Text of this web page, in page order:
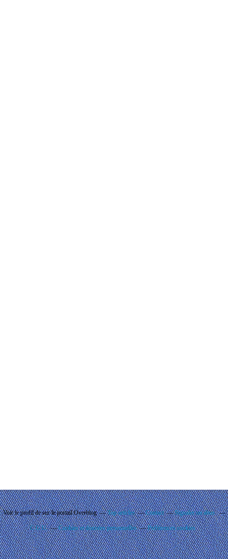
Voir le profil desur le portail Overblog Top articles Contact Signaler un abus
C.G.U. Cookies et données personnelles Préférences cookies